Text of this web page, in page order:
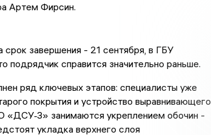
Артем Фирсин.
срок завершения - 21 сентября, в ГБУ
подрядчик справится значительно раньше.
ряд ключевых этапов: специалисты уже
покрытия и устройство выравнивающего
«ДСУ‑3» занимаются укреплением обочин -
укладка верхнего слоя